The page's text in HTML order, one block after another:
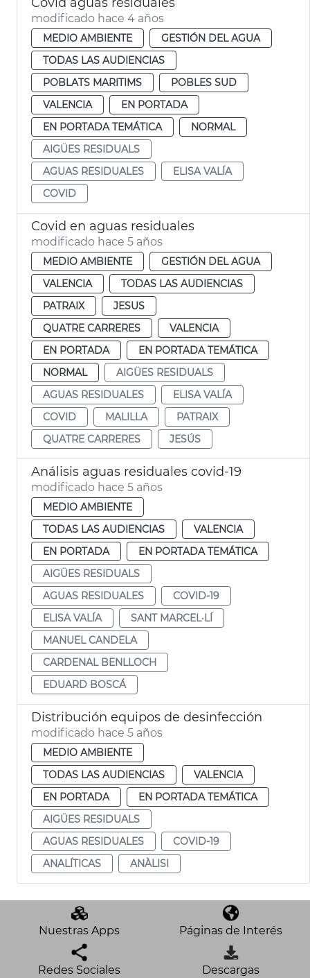
modificado hace 4 años
MEDIO AMBIENTE
GESTIÓN DEL AGUA
TODAS LAS AUDIENCIAS
POBLATS MARITIMS
POBLES SUD
VALENCIA
EN PORTADA
EN PORTADA TEMÁTICA
NORMAL
AIGÜES RESIDUALS
AGUAS RESIDUALES
ELISA VALÍA
COVID
Covid en aguas residuales
modificado hace 5 años
MEDIO AMBIENTE
GESTIÓN DEL AGUA
VALENCIA
TODAS LAS AUDIENCIAS
PATRAIX
JESUS
QUATRE CARRERES
VALENCIA
EN PORTADA
EN PORTADA TEMÁTICA
NORMAL
AIGÜES RESIDUALS
AGUAS RESIDUALES
ELISA VALÍA
COVID
MALILLA
PATRAIX
QUATRE CARRERES
JESÚS
Análisis aguas residuales covid-19
modificado hace 5 años
MEDIO AMBIENTE
TODAS LAS AUDIENCIAS
VALENCIA
EN PORTADA
EN PORTADA TEMÁTICA
AIGÜES RESIDUALS
AGUAS RESIDUALES
COVID-19
ELISA VALÍA
SANT MARCEL·LÍ
MANUEL CANDELA
CARDENAL BENLLOCH
EDUARD BOSCÁ
Distribución equipos de desinfección
modificado hace 5 años
MEDIO AMBIENTE
TODAS LAS AUDIENCIAS
VALENCIA
EN PORTADA
EN PORTADA TEMÁTICA
AIGÜES RESIDUALS
AGUAS RESIDUALES
COVID-19
ANALÍTICAS
ANÀLISI
Nuestras Apps Páginas de Interés
Redes Sociales Descargas